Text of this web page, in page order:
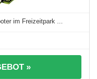
im Freizeitpark ...
»